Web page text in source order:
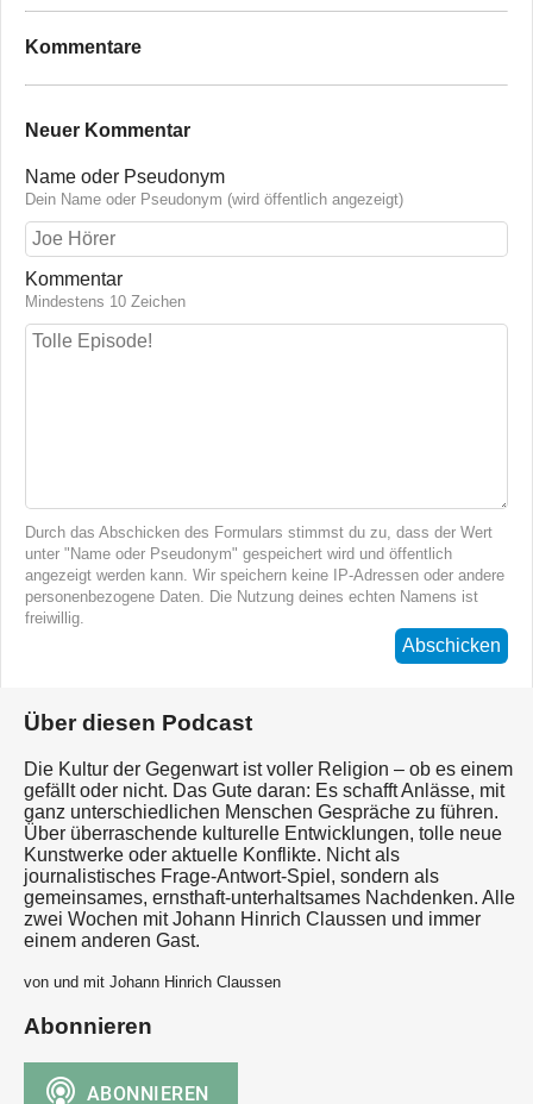
Kommentare
Neuer Kommentar
Name oder Pseudonym
Dein Name oder Pseudonym (wird öffentlich angezeigt)
Kommentar
Mindestens 10 Zeichen
Durch das Abschicken des Formulars stimmst du zu, dass der Wert
unter "Name oder Pseudonym" gespeichert wird und öffentlich
angezeigt werden kann. Wir speichern keine IP-Adressen oder andere
personenbezogene Daten. Die Nutzung deines echten Namens ist
freiwillig.
Abschicken
Über diesen Podcast
Die Kultur der Gegenwart ist voller Religion – ob es einem
gefällt oder nicht. Das Gute daran: Es schafft Anlässe, mit
ganz unterschiedlichen Menschen Gespräche zu führen.
Über überraschende kulturelle Entwicklungen, tolle neue
Kunstwerke oder aktuelle Konflikte. Nicht als
journalistisches Frage-Antwort-Spiel, sondern als
gemeinsames, ernsthaft-unterhaltsames Nachdenken. Alle
zwei Wochen mit Johann Hinrich Claussen und immer
einem anderen Gast.
von und mit Johann Hinrich Claussen
Abonnieren